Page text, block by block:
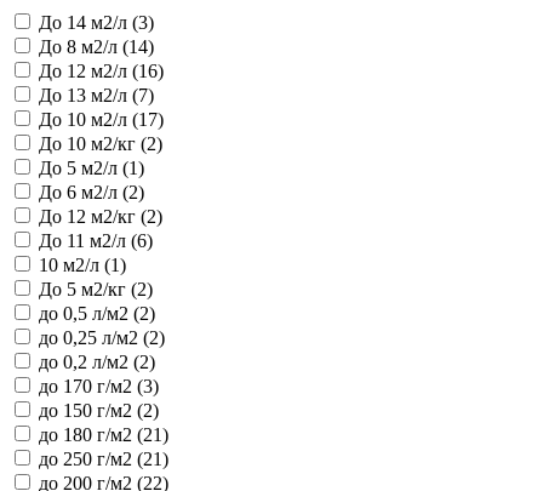
До 14 м2/л (3)
До 8 м2/л (14)
До 12 м2/л (16)
До 13 м2/л (7)
До 10 м2/л (17)
До 10 м2/кг (2)
До 5 м2/л (1)
До 6 м2/л (2)
До 12 м2/кг (2)
До 11 м2/л (6)
10 м2/л (1)
До 5 м2/кг (2)
до 0,5 л/м2 (2)
до 0,25 л/м2 (2)
до 0,2 л/м2 (2)
до 170 г/м2 (3)
до 150 г/м2 (2)
до 180 г/м2 (21)
до 250 г/м2 (21)
до 200 г/м2 (22)